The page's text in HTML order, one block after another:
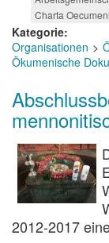
Charta
Kategorie
Organisationen
Ökumenische
2012-2017